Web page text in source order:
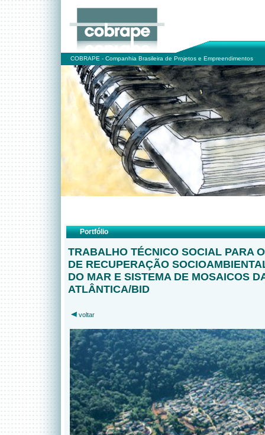
COBRAPE - Companhia Brasileira de Projetos e Empreendimentos
Portfólio
TRABALHO TÉCNICO SOCIAL PARA
DE RECUPERAÇÃO
DO MAR E SISTEMA DE MOSAICOS
ATLÂNTICA/BID
voltar